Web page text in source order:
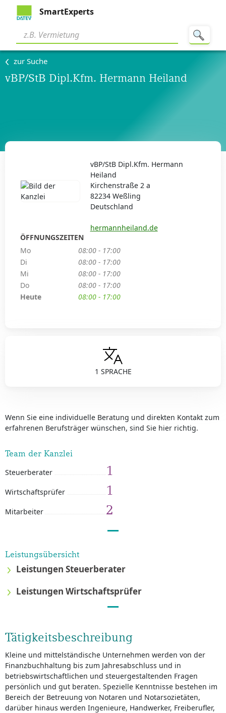
SmartExperts
zur Suche
vBP/StB Dipl.Kfm. Hermann Heiland
1 SPRACHE
Wenn Sie eine individuelle Beratung und direkten Kontakt zum
erfahrenen Berufsträger wünschen, sind Sie hier richtig.
Team der Kanzlei
Steuerberater 1
Wirtschaftsprüfer 1
Mitarbeiter 2
Leistungsübersicht
Leistungen Steuerberater
Leistungen Wirtschaftsprüfer
Tätigkeitsbeschreibung
Kleine und mittelständische Unternehmen werden von der
Finanzbuchhaltung bis zum Jahresabschluss und in
betriebswirtschaftlichen und steuergestaltenden Fragen
persönlich und gut beraten. Spezielle Kenntnisse bestehen im
Bereich der Betreuung von Notaren und Notarsozietäten,
darüber hinaus werden Ingenieure, Handwerker, Freiberufler,
vBP/StB Dipl.Kfm. Hermann
Heiland
Kirchenstraße 2 a
82234 Weßling
Deutschland
hermannheiland.de
ÖFFNUNGSZEITEN
Mo
08:00 - 17:00
Di
08:00 - 17:00
Mi
08:00 - 17:00
Do
08:00 - 17:00
Heute
08:00 - 17:00